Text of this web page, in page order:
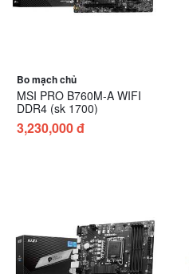
Bo mạch chủ
MSI PRO B760M-A WIFI
DDR4 (sk 1700)
3,230,000 đ